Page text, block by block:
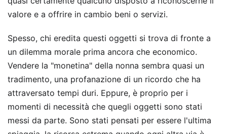
valore e a offrire in cambio beni o servizi.
Spesso, chi eredita questi oggetti si trova di fronte a
un dilemma morale prima ancora che economico.
Vendere la "monetina" della nonna sembra quasi un
tradimento, una profanazione di un ricordo che ha
attraversato tempi duri. Eppure, è proprio per i
momenti di necessità che quegli oggetti sono stati
messi da parte. Sono stati pensati per essere l'ultima